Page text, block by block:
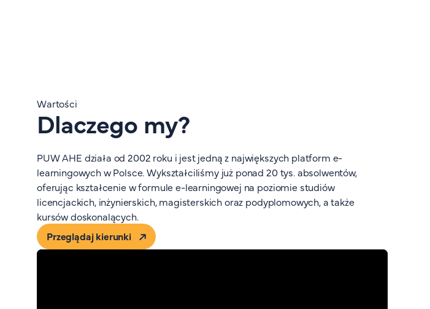
Wartości
Dlaczego my?
PUW AHE działa od 2002 roku i jest jedną z największych platform e-
learningowych w Polsce. Wykształciliśmy już ponad 20 tys. absolwentów,
oferując kształcenie w formule e-learningowej na poziomie studiów
licencjackich, inżynierskich, magisterskich oraz podyplomowych, a także
kursów doskonalących.
Przeglądaj kierunki